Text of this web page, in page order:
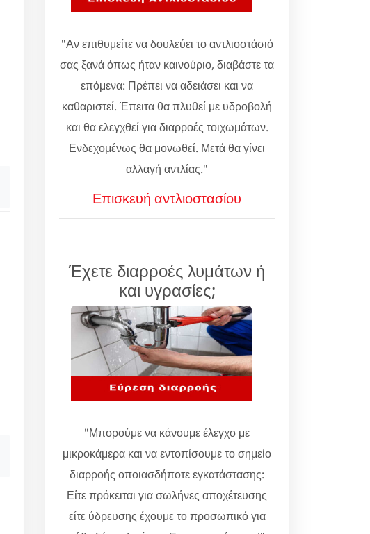
"Αν επιθυμείτε να δουλεύει το αντλιοστάσιό
σας ξανά όπως ήταν καινούριο, διαβάστε τα
επόμενα: Πρέπει να αδειάσει και να
καθαριστεί. Έπειτα θα πλυθεί με υδροβολή
και θα ελεγχθεί για διαρροές τοιχωμάτων.
Ενδεχομένως θα μονωθεί. Μετά θα γίνει
αλλαγή αντλίας."
Επισκευή αντλιοστασίου
Έχετε διαρροές λυμάτων ή
και υγρασίες;
"Μπορούμε να κάνουμε έλεγχο με
μικροκάμερα και να εντοπίσουμε το σημείο
διαρροής οποιασδήποτε εγκατάστασης:
Είτε πρόκειται για σωλήνες αποχέτευσης
είτε ύδρευσης έχουμε το προσωπικό για